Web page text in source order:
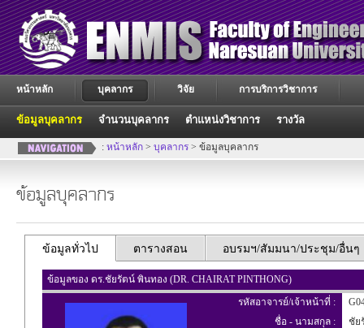
หน้าหลัก บุคลากร
ข้อมูลบุคลากร จำนวนบุคลากร ตำแหน่งวิชาการ รางวัล
วิจัย การบริการวิชาการ
: หน้าหลัก > บุคลากร > ข้อมูลบุคลากร
ข้อมูลบุคลากร
ข้อมูลทั่วไป ตารางสอน อบรมฯ/สัมมนา/ประชุม/อื่นๆ
ข้อมูลของ ดร.ชัยรัตน์ พินทอง (DR. CHAIRAT PINTHONG)
รหัสอาจารย์/เจ้าหน้าที่ :
ชื่อ - นามสกุล :
ชัย